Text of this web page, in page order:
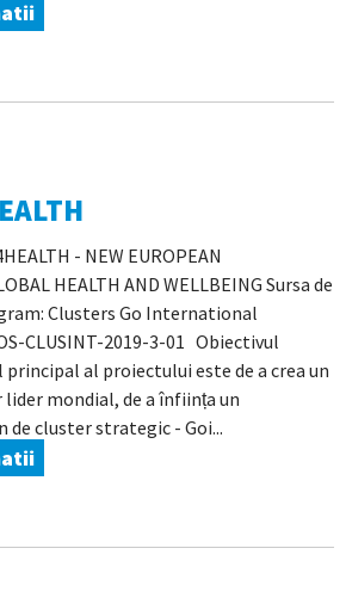
- NEW EUROPEAN
HEALTH AND WELLBEING Sursa de
Clusters Go International
CLUSINT-2019-3-01 Obiectivul
al proiectului este de a crea un
mondial, de a înființa un
de cluster strategic - Goi...